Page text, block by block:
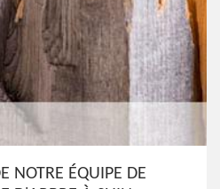
NOTRE ÉQUIPE DE